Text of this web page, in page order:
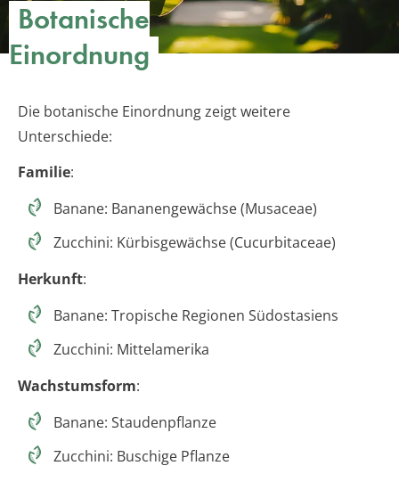
Botanische
Einordnung
Die botanische Einordnung zeigt weitere
Unterschiede:
Familie:
Banane: Bananengewächse (Musaceae)
Zucchini: Kürbisgewächse (Cucurbitaceae)
Herkunft:
Banane: Tropische Regionen Südostasiens
Zucchini: Mittelamerika
Wachstumsform:
Banane: Staudenpflanze
Zucchini: Buschige Pflanze